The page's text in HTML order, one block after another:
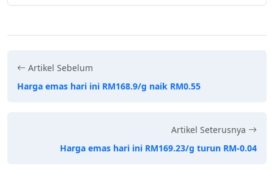
Artikel Sebelum
Harga emas hari ini RM168.9/g naik RM0.55
Artikel Seterusnya
Harga emas hari ini RM169.23/g turun RM-0.04